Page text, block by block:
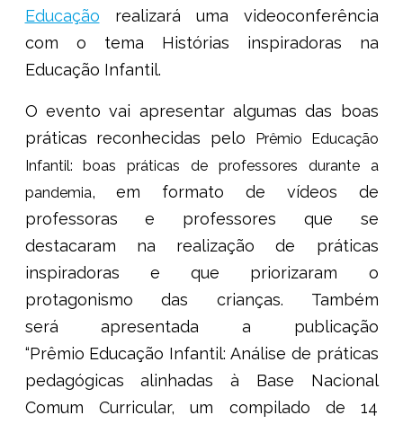
Educação realizará uma videoconferência
com o tema Histórias inspiradoras na
Educação Infantil.
O evento vai apresentar algumas das boas
práticas reconhecidas pelo
Prêmio Educação
Infantil: boas práticas de professores durante a
pandemia, em formato de vídeos de
professoras e professores que se
destacaram na realização de práticas
inspiradoras e que priorizaram o
protagonismo das crianças. Também
será apresentada a publicação
“Prêmio Educação Infantil: Análise de práticas
pedagógicas alinhadas à Base Nacional
Comum Curricular, um compilado de 14